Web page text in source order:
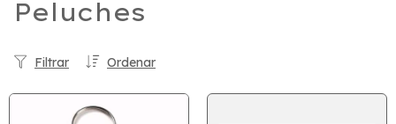
Peluches
Ordenar
Filtrar